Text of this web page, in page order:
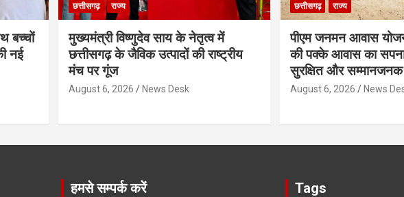
बच्चों
नई
छत्तीसगढ़ राज्य
मुख्यमंत्री विष्णुदेव साय के नेतृत्व में
छत्तीसगढ़ के जैविक उत्पादों की राष्ट्रीय
मंच पर गूंज
August 6, 2026 News Desk
छत्तीसगढ़ राज्य
पीएम जनमन आवास
की पक्के आवास का
सुरक्षित और
August 6, 2026 News
हमसे सम्पर्क करें Tags